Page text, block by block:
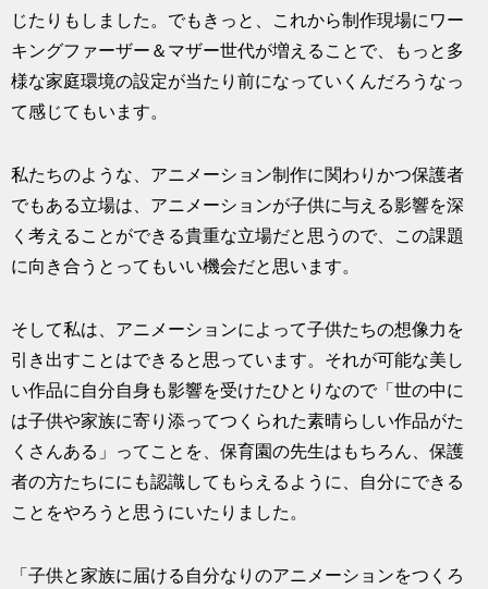
じたりもしました。でもきっと、これから制作現場にワー
キングファーザー＆マザー世代が増えることで、もっと多
様な家庭環境の設定が当たり前になっていくんだろうなっ
て感じてもいます。
私たちのような、アニメーション制作に関わりかつ保護者
でもある立場は、アニメーションが子供に与える影響を深
く考えることができる貴重な立場だと思うので、この課題
に向き合うとってもいい機会だと思います。
そして私は、アニメーションによって子供たちの想像力を
引き出すことはできると思っています。それが可能な美し
い作品に自分自身も影響を受けたひとりなので「世の中に
は子供や家族に寄り添ってつくられた素晴らしい作品がた
くさんある」ってことを、保育園の先生はもちろん、保護
者の方たちににも認識してもらえるように、自分にできる
ことをやろうと思うにいたりました。
「子供と家族に届ける自分なりのアニメーションをつくろ